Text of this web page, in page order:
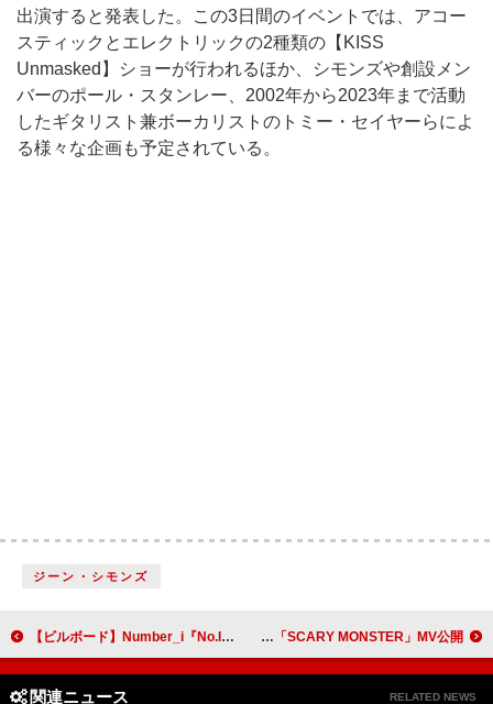
出演すると発表した。この3日間のイベントでは、アコー
スティックとエレクトリックの2種類の【KISS
Unmasked】ショーが行われるほか、シモンズや創設メン
バーのポール・スタンレー、2002年から2023年まで活動
したギタリスト兼ボーカリストのトミー・セイヤーらによ
る様々な企画も予定されている。
ジーン・シモンズ
【ビルボード】Number_i『No.II』が2週連続の総合アルバム首位 CxM『HYPE VIBES』が3位に初登場 go!go!vanillas、新曲「SCARY MONSTER」MV公開
関連ニュース RELATED NEWS